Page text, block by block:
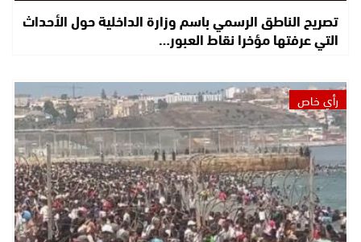
تصريح الناطق الرسمي باسم وزارة الداخلية حول الأحداث
التي عرفتها مؤخرا نقاط العبور…
رأي خاص